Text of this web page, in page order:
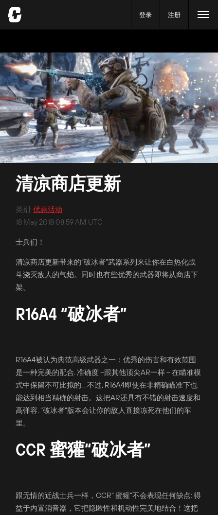
登录 注册
清凉商店更新
类别: 优惠活动
18 May 2018 08:59 AM UTC
士兵们！
清凉商店更新带来的“破冰者”武器系列来让你在白热化战
斗浇灭敌人的气焰。同时也有些优秀的武器即将从商店下
架。
R16A4 “破冰者”
R16A4被认为典范高级武器之一：优秀的伤害和有效范围
是一种完美的配合. 准确度 –跟其他顶尖AR一样 – 在瞄准模
式中保留不可比拟的. . 不过, R16A4即使在非精确瞄准下也
能达到相当精确的射击。这把AR还具有不错的射击速度和
高弹容. “破冰者”版本会让你的敌人直接冻死在他们的车
里。
CCR 蜜獾“破冰者”
跟无情的近战士兵一样，CCR“ 蜜獾”不会表现任何缺点: 得
益于内置消音器，它把隐匿性和机动性完美地结合！这把